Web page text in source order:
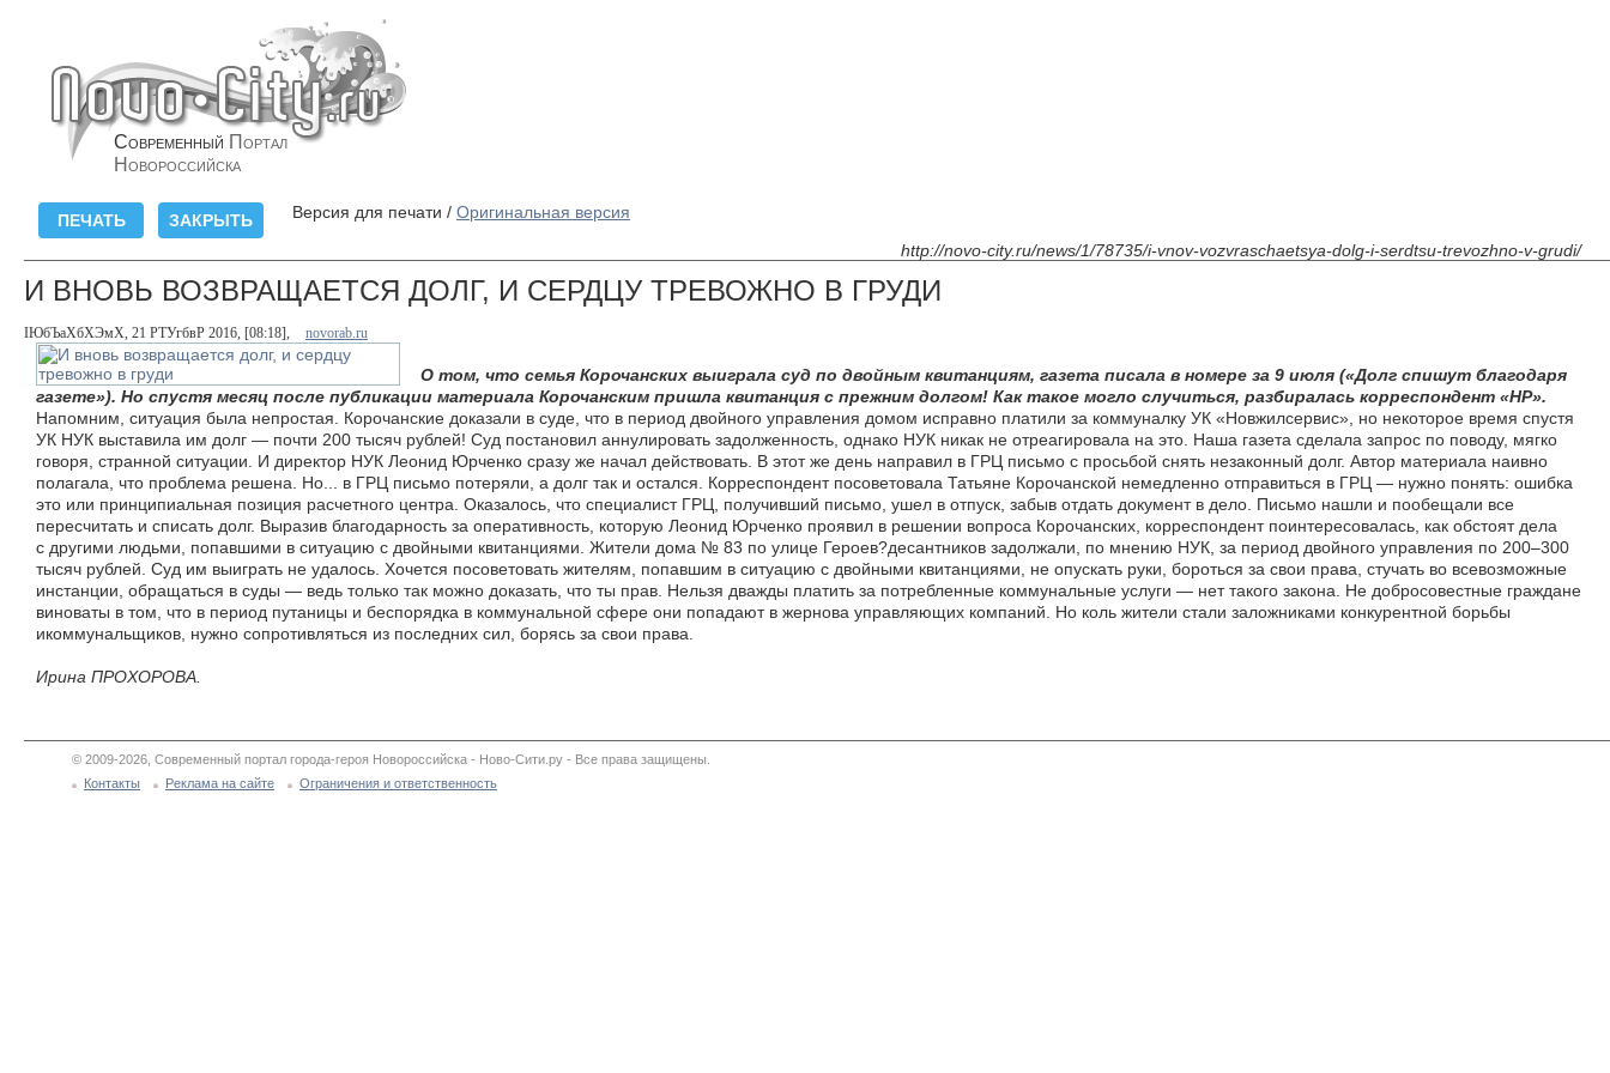
Современный Портал
Новороссийска
Версия для печати / Оригинальная версия
http://novo-city.ru/news/1/78735/i-vnov-vozvraschaetsya-dolg-i-serdtsu-trevozhno-v-grudi/
И ВНОВЬ ВОЗВРАЩАЕТСЯ ДОЛГ, И СЕРДЦУ ТРЕВОЖНО В ГРУДИ
ІЮбЪаХбХЭмХ, 21 РТУгбвР 2016, [08:18], novorab.ru
О том, что семья Корочанских выиграла суд по двойным квитанциям, газета писала в номере за 9 июля («Долг спишут благодаря
газете»). Но спустя месяц после публикации материала Корочанским пришла квитанция с прежним долгом! Как такое могло случиться, разбиралась корреспондент «НР».
Напомним, ситуация была непростая. Корочанские доказали в суде, что в период двойного управления домом исправно платили за коммуналку УК «Новжилсервис», но некоторое время спустя
УК НУК выставила им долг — почти 200 тысяч рублей! Суд постановил аннулировать задолженность, однако НУК никак не отреагировала на это. Наша газета сделала запрос по поводу, мягко
говоря, странной ситуации. И директор НУК Леонид Юрченко сразу же начал действовать. В этот же день направил в ГРЦ письмо с просьбой снять незаконный долг. Автор материала наивно
полагала, что проблема решена. Но... в ГРЦ письмо потеряли, а долг так и остался. Корреспондент посоветовала Татьяне Корочанской немедленно отправиться в ГРЦ — нужно понять: ошибка
это или принципиальная позиция расчетного центра. Оказалось, что специалист ГРЦ, получивший письмо, ушел в отпуск, забыв отдать документ в дело. Письмо нашли и пообещали все
пересчитать и списать долг. Выразив благодарность за оперативность, которую Леонид Юрченко проявил в решении вопроса Корочанских, корреспондент поинтересовалась, как обстоят дела
с другими людьми, попавшими в ситуацию с двойными квитанциями. Жители дома № 83 по улице Героев?десантников задолжали, по мнению НУК, за период двойного управления по 200–300
тысяч рублей. Суд им выиграть не удалось. Хочется посоветовать жителям, попавшим в ситуацию с двойными квитанциями, не опускать руки, бороться за свои права, стучать во всевозможные
инстанции, обращаться в суды — ведь только так можно доказать, что ты прав. Нельзя дважды платить за потребленные коммунальные услуги — нет такого закона. Не добросовестные граждане
виноваты в том, что в период путаницы и беспорядка в коммунальной сфере они попадают в жернова управляющих компаний. Но коль жители стали заложниками конкурентной борьбы
икоммунальщиков, нужно сопротивляться из последних сил, борясь за свои права.
Ирина ПРОХОРОВА.
© 2009-2026, Современный портал города-героя Новороссийска - Ново-Сити.ру - Все права защищены.
Контакты
Реклама на сайте Ограничения и ответственность